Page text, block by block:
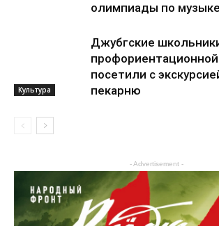
Культура
олимпиады по музыке
Джубгские
посетили с
пекарню
- Advertisement -